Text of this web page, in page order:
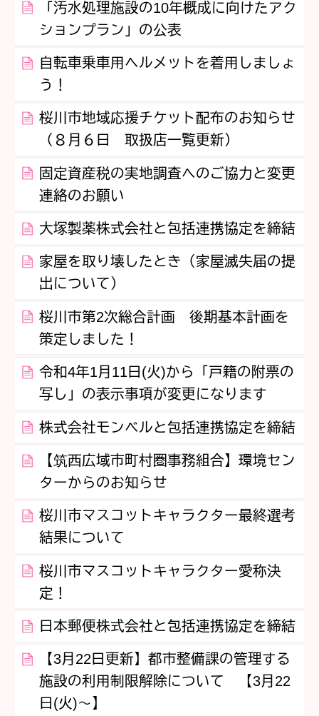
「汚水処理施設の10年概成に向けたアク
ションプラン」の公表
自転車乗車用ヘルメットを着用しましょ
う！
桜川市地域応援チケット配布のお知らせ
（８月６日 取扱店一覧更新）
固定資産税の実地調査へのご協力と変更
連絡のお願い
大塚製薬株式会社と包括連携協定を締結
家屋を取り壊したとき（家屋滅失届の提
出について）
桜川市第2次総合計画 後期基本計画を
策定しました！
令和4年1月11日(火)から「戸籍の附票の
写し」の表示事項が変更になります
株式会社モンベルと包括連携協定を締結
【筑西広域市町村圏事務組合】環境セン
ターからのお知らせ
桜川市マスコットキャラクター最終選考
結果について
桜川市マスコットキャラクター愛称決
定！
日本郵便株式会社と包括連携協定を締結
【3月22日更新】都市整備課の管理する
施設の利用制限解除について 【3月22
日(火)～】